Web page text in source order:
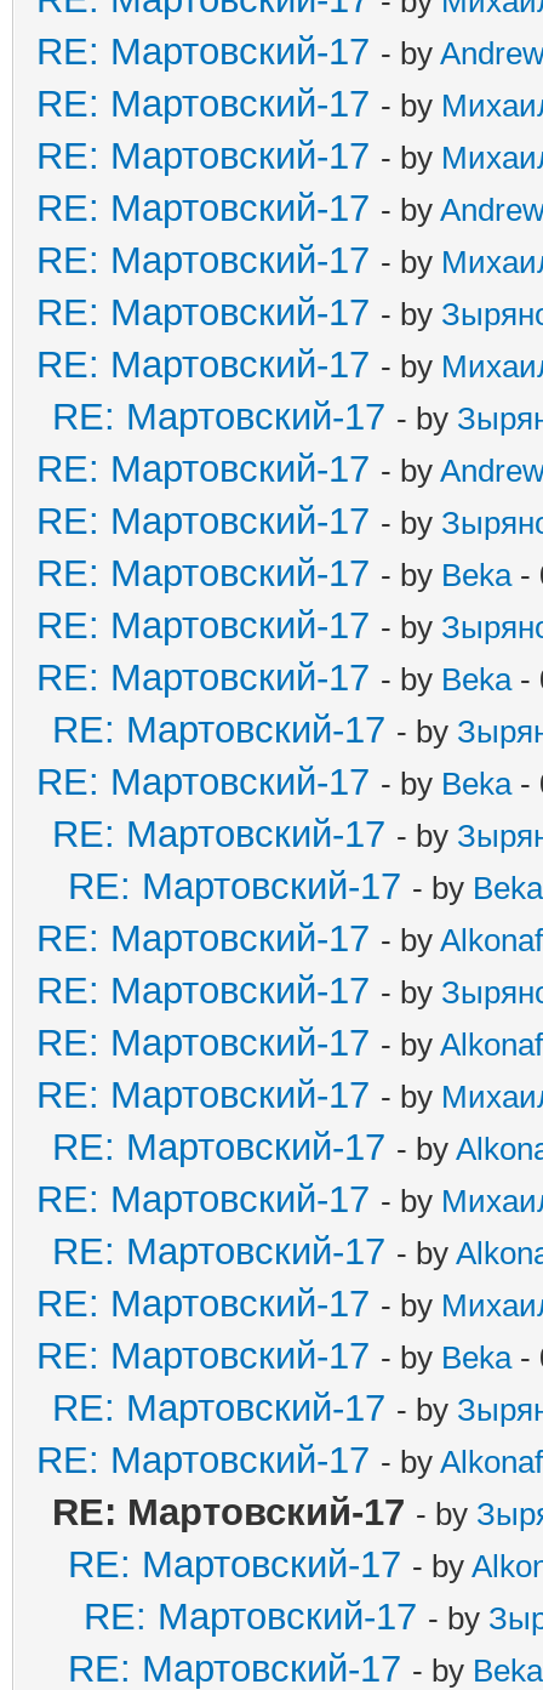
RE: Мартовский-17 - by
RE: Мартовский-17 - by
RE: Мартовский-17 - by
RE: Мартовский-17 - by
RE: Мартовский-17 - by
RE: Мартовский-17 - by
RE: Мартовский-17 - by
RE: Мартовский-17 - by
RE: Мартовский-17 - by
RE: Мартовский-17 - by
RE: Мартовский-17 - by Beka-
RE: Мартовский-17 - by
RE: Мартовский-17 - by Beka-
RE: Мартовский-17 - by
RE: Мартовский-17 - by Beka-
RE: Мартовский-17 - by
RE: Мартовский-17 - by Beka
RE: Мартовский-17 - by
RE: Мартовский-17 - by
RE: Мартовский-17 - by
RE: Мартовский-17 - by
RE: Мартовский-17 - by
RE: Мартовский-17 - by
RE: Мартовский-17 - by
RE: Мартовский-17 - by
RE: Мартовский-17 - by Beka-
RE: Мартовский-17 - by
RE: Мартовский-17 - by
RE: Мартовский-17 - by
RE: Мартовский-17 - by
RE: Мартовский-17 - by
RE: Мартовский-17 - by Beka